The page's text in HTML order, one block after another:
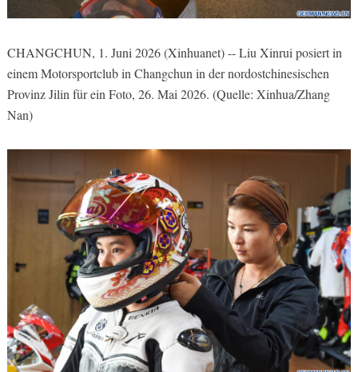
CHANGCHUN, 1. Juni 2026 (Xinhuanet) -- Liu Xinrui posiert in
einem Motorsportclub in Changchun in der nordostchinesischen
Provinz Jilin für ein Foto, 26. Mai 2026. (Quelle: Xinhua/Zhang
Nan)